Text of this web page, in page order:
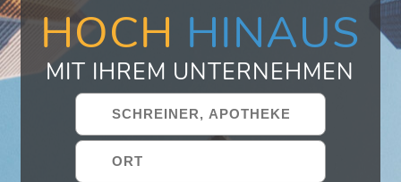
HOCH HINAUS
MIT IHREM UNTERNEHMEN